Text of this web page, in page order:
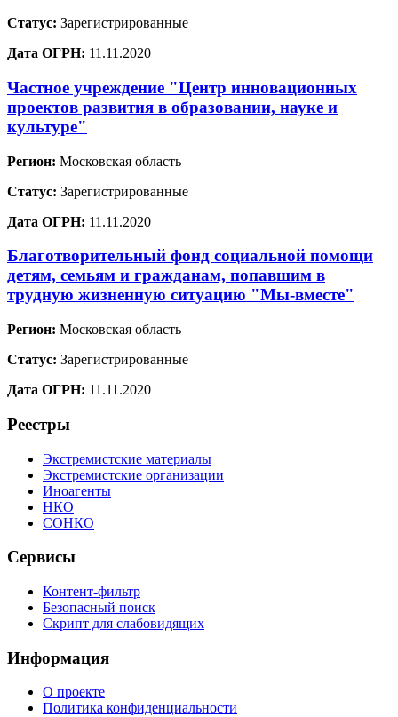
Статус: Зарегистрированные
Дата ОГРН: 11.11.2020
Частное учреждение "Центр инновационных
проектов развития в образовании, науке и
культуре"
Регион: Московская область
Статус: Зарегистрированные
Дата ОГРН: 11.11.2020
Благотворительный фонд социальной помощи
детям, семьям и гражданам, попавшим в
трудную жизненную ситуацию "Мы-вместе"
Регион: Московская область
Статус: Зарегистрированные
Дата ОГРН: 11.11.2020
Реестры
Экстремистские материалы
Экстремистские организации
Иноагенты
НКО
СОНКО
Сервисы
Контент-фильтр
Безопасный поиск
Скрипт для слабовидящих
Информация
О проекте
Политика конфиденциальности